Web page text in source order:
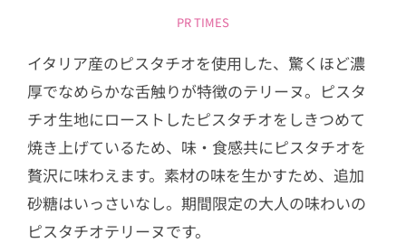
11【メゾンブレモンド1830】「シシリア
ンピスタチオ スプレッド220g」
12【アイスクリーム・ラバー】「究極の
特濃ピスタチオジェラート4段階食べく
らべセット（8個入り）」
13【横浜ロイヤルパークホテル】ピスタ
チオスイーツ＆ブレッド
PR TIMES
イタリア産のピスタチオを使用した、驚くほど濃
厚でなめらかな舌触りが特徴のテリーヌ。ピスタ
チオ生地にローストしたピスタチオをしきつめて
焼き上げているため、味・食感共にピスタチオを
贅沢に味わえます。素材の味を生かすため、追加
砂糖はいっさいなし。期間限定の大人の味わいの
ピスタチオテリーヌです。